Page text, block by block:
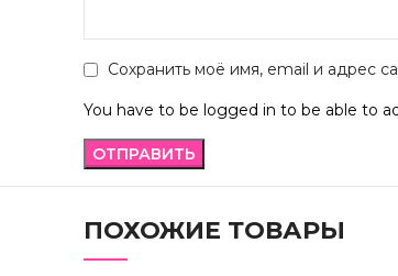
Сохранить моё имя, email и адрес
You have to be logged in to be able to
ПОХОЖИЕ ТОВАРЫ